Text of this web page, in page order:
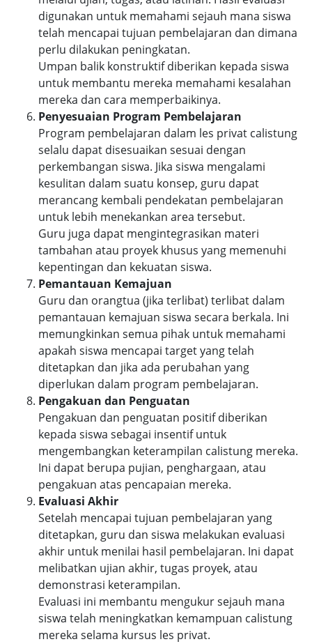
digunakan untuk memahami sejauh mana siswa
telah mencapai tujuan pembelajaran dan dimana
perlu dilakukan peningkatan.
Umpan balik konstruktif diberikan kepada siswa
untuk membantu mereka memahami kesalahan
mereka dan cara memperbaikinya.
Penyesuaian Program Pembelajaran
Program pembelajaran dalam les privat calistung
selalu dapat disesuaikan sesuai dengan
perkembangan siswa. Jika siswa mengalami
kesulitan dalam suatu konsep, guru dapat
merancang kembali pendekatan pembelajaran
untuk lebih menekankan area tersebut.
Guru juga dapat mengintegrasikan materi
tambahan atau proyek khusus yang memenuhi
kepentingan dan kekuatan siswa.
Pemantauan Kemajuan
Guru dan orangtua (jika terlibat) terlibat dalam
pemantauan kemajuan siswa secara berkala. Ini
memungkinkan semua pihak untuk memahami
apakah siswa mencapai target yang telah
ditetapkan dan jika ada perubahan yang
diperlukan dalam program pembelajaran.
Pengakuan dan Penguatan
Pengakuan dan penguatan positif diberikan
kepada siswa sebagai insentif untuk
mengembangkan keterampilan calistung mereka.
Ini dapat berupa pujian, penghargaan, atau
pengakuan atas pencapaian mereka.
Evaluasi Akhir
Setelah mencapai tujuan pembelajaran yang
ditetapkan, guru dan siswa melakukan evaluasi
akhir untuk menilai hasil pembelajaran. Ini dapat
melibatkan ujian akhir, tugas proyek, atau
demonstrasi keterampilan.
Evaluasi ini membantu mengukur sejauh mana
siswa telah meningkatkan kemampuan calistung
mereka selama kursus les privat.